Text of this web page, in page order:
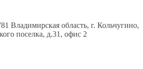
Владимирская область, г. Кольчугино,
поселка, д.31, офис 2